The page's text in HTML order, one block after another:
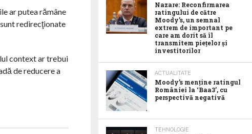
ar putea rămâne
redirecţionate
context ar trebui
de reducere a
Nazare: Reconfirmarea
ratingului de către
Moody’s, un semnal
extrem de important pe
care am dorit să îl
transmitem piețelor și
investitorilor
ACTUALITATE
Moody’s menține ratingul
României la ‘Baa3’, cu
perspectivă negativă
TEHNOLOGIE